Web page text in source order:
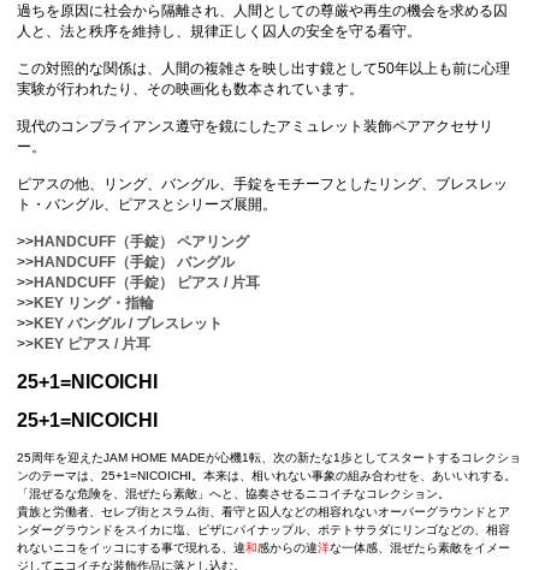
過ちを原因に社会から隔離され、人間としての尊厳や再生の機会を求める囚
人と、法と秩序を維持し、規律正しく囚人の安全を守る看守。
この対照的な関係は、人間の複雑さを映し出す鏡として50年以上も前に心理
実験が行われたり、その映画化も数本されています。
現代のコンプライアンス遵守を鏡にしたアミュレット装飾ペアアクセサリ
ー。
ピアスの他、リング、バングル、手錠をモチーフとしたリング、ブレスレッ
ト・バングル、ピアスとシリーズ展開。
>>HANDCUFF（手錠） ペアリング
>>HANDCUFF（手錠） バングル
>>HANDCUFF（手錠） ピアス / 片耳
>>KEY リング・指輪
>>KEY バングル / ブレスレット
>>KEY ピアス / 片耳
25+1=NICOICHI
25+1=NICOICHI
25周年を迎えたJAM HOME MADEが心機1転、次の新たな1歩としてスタートするコレクショ
ンのテーマは、25+1=NICOICHI。本来は、相いれない事象の組み合わせを、あいいれする。
「混ぜるな危険を、混ぜたら素敵」へと、協奏させるニコイチなコレクション。
貴族と労働者、セレブ街とスラム街、看守と囚人などの相容れないオーバーグラウンドとア
ンダーグラウンドをスイカに塩、ピザにパイナップル、ポテトサラダにリンゴなどの、相容
れないニコをイッコにする事で現れる、違和感からの違洋な一体感、混ぜたら素敵をイメー
ジしてニコイチな装飾作品に落とし込む。